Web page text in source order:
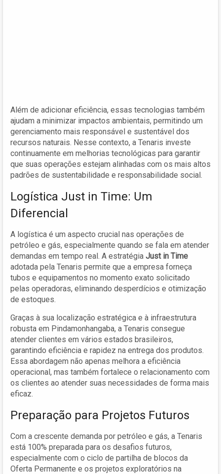
Além de adicionar eficiência, essas tecnologias também
ajudam a minimizar impactos ambientais, permitindo um
gerenciamento mais responsável e sustentável dos
recursos naturais. Nesse contexto, a Tenaris investe
continuamente em melhorias tecnológicas para garantir
que suas operações estejam alinhadas com os mais altos
padrões de sustentabilidade e responsabilidade social.
Logística Just in Time: Um
Diferencial
A logística é um aspecto crucial nas operações de
petróleo e gás, especialmente quando se fala em atender
demandas em tempo real. A estratégia Just in Time
adotada pela Tenaris permite que a empresa forneça
tubos e equipamentos no momento exato solicitado
pelas operadoras, eliminando desperdícios e otimização
de estoques.
Graças à sua localização estratégica e à infraestrutura
robusta em Pindamonhangaba, a Tenaris consegue
atender clientes em vários estados brasileiros,
garantindo eficiência e rapidez na entrega dos produtos.
Essa abordagem não apenas melhora a eficiência
operacional, mas também fortalece o relacionamento com
os clientes ao atender suas necessidades de forma mais
eficaz.
Preparação para Projetos Futuros
Com a crescente demanda por petróleo e gás, a Tenaris
está 100% preparada para os desafios futuros,
especialmente com o ciclo de partilha de blocos da
Oferta Permanente e os projetos exploratórios na